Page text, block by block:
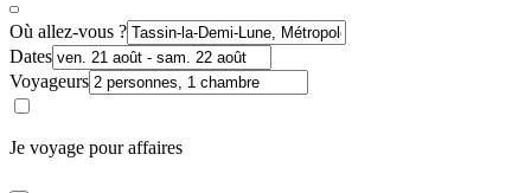
Où allez-vous ?
Dates
Voyageurs
Je voyage pour affaires